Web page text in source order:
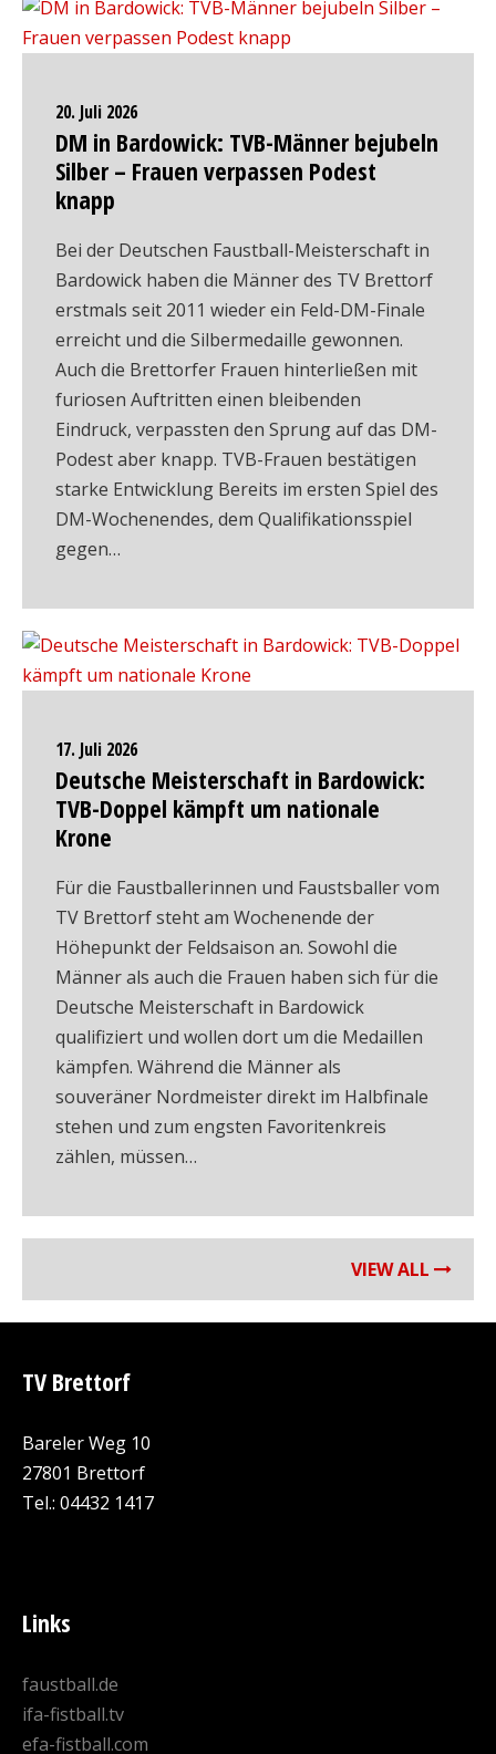
20. Juli 2026
DM in Bardowick: TVB-Männer bejubeln
Silber – Frauen verpassen Podest
knapp
Bei der Deutschen Faustball-Meisterschaft in
Bardowick haben die Männer des TV Brettorf
erstmals seit 2011 wieder ein Feld-DM-Finale
erreicht und die Silbermedaille gewonnen.
Auch die Brettorfer Frauen hinterließen mit
furiosen Auftritten einen bleibenden
Eindruck, verpassten den Sprung auf das DM-
Podest aber knapp. TVB-Frauen bestätigen
starke Entwicklung Bereits im ersten Spiel des
DM-Wochenendes, dem Qualifikationsspiel
gegen…
17. Juli 2026
Deutsche Meisterschaft in Bardowick:
TVB-Doppel kämpft um nationale
Krone
Für die Faustballerinnen und Faustsballer vom
TV Brettorf steht am Wochenende der
Höhepunkt der Feldsaison an. Sowohl die
Männer als auch die Frauen haben sich für die
Deutsche Meisterschaft in Bardowick
qualifiziert und wollen dort um die Medaillen
kämpfen. Während die Männer als
souveräner Nordmeister direkt im Halbfinale
stehen und zum engsten Favoritenkreis
zählen, müssen…
VIEW ALL
TV Brettorf
Bareler Weg 10
27801 Brettorf
Tel.: 04432 1417
Links
faustball.de
ifa-fistball.tv
efa-fistball.com